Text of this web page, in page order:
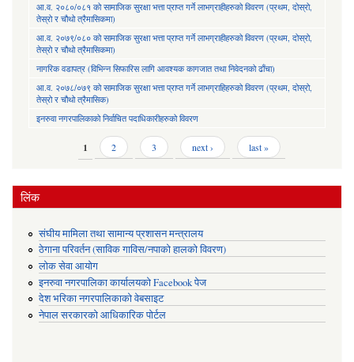
आ.व. २०८०/०८१ को सामाजिक सुरक्षा भत्ता प्राप्त गर्ने लाभग्राहीहरुको विवरण (प्रथम, दोस्रो,
तेस्रो र चौथो त्रैमासिकमा)
आ.व. २०७९/०८० को सामाजिक सुरक्षा भत्ता प्राप्त गर्ने लाभग्राहीहरुको विवरण (प्रथम, दोस्रो,
तेस्रो र चौथो त्रैमासिकमा)
नागरिक वडापत्र (विभिन्न सिफारिस लागि आवश्यक कागजात तथा निवेदनको ढाँचा)
आ.व. २०७८/०७९ को सामाजिक सुरक्षा भत्ता प्राप्त गर्ने लाभग्राहिहरुको विवरण (प्रथम, दोस्रो,
तेस्रो र चौथो त्रैमासिक)
इनरुवा नगरपालिकाको निर्वाचित पदाधिकारीहरुको विवरण
1 2 3 next › last »
लिंक
संघीय मामिला तथा सामान्य प्रशासन मन्त्रालय
ठेगाना परिवर्तन (साविक गाविस/नपाको हालको विवरण)
लोक सेवा आयोग
इनरुवा नगरपालिका कार्यालयको Facebook पेज
देश भरिका नगरपालिकाको वेबसाइट
नेपाल सरकारको आधिकारिक पोर्टल